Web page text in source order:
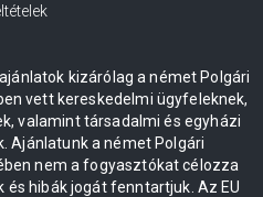
kizárólag a német Polgári
vett kereskedelmi ügyfeleknek,
valamint társadalmi és egyházi
Ajánlatunk a német Polgári
nem a fogyasztókat célozza
hibák jogát fenntartjuk. Az EU